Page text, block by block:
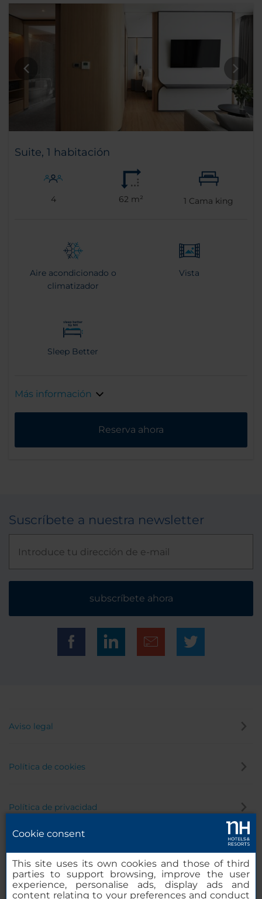
Suite, 1 habitación
4 62 m² 1 Cama king
Aire acondicionado o
climatizador
Vista
Sleep Better
Más información
Reserva ahora
Suscríbete a nuestra newsletter
subscríbete ahora
Aviso legal
Política de cookies
Política de privacidad
Cookie consent
This site uses its own cookies and those of third
parties to support browsing, improve the user
experience, personalise ads, display ads and
content relating to your preferences and conduct